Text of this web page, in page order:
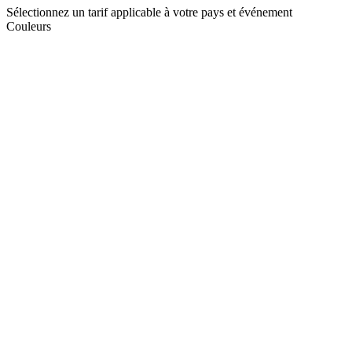
Sélectionnez un tarif applicable à votre pays et événement
Couleurs